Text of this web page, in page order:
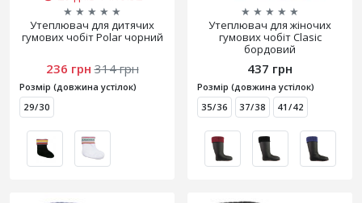
★ ★ ★ ★ ★
Утеплювач для дитячих
гумових чобіт Polar чорний
236 грн 314 грн
Розмір (довжина устілок)
29/30
★ ★ ★ ★ ★
Утеплювач для жіночих
гумових чобіт Clasic
бордовий
437 грн
Розмір (довжина устілок)
35/36
37/38 41/42